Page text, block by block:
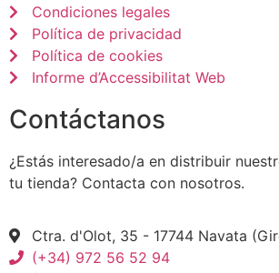
Condiciones legales
Política de privacidad
Política de cookies
Informe d’Accessibilitat Web
Contáctanos
¿Estás interesado/a en distribuir
tu tienda? Contacta con nosotros.
Ctra. d'Olot, 35 - 17744 Navata
(+34) 972 56 52 94